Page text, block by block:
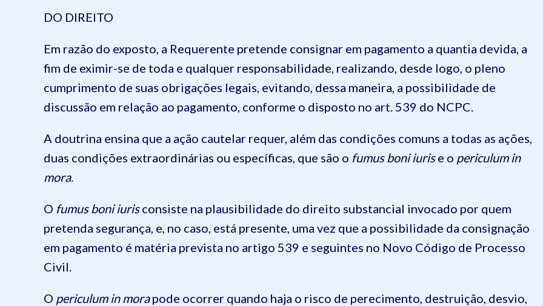
DO DIREITO
Em razão do exposto, a Requerente pretende consignar em pagamento a quantia devida, a
fim de eximir-se de toda e qualquer responsabilidade, realizando, desde logo, o pleno
cumprimento de suas obrigações legais, evitando, dessa maneira, a possibilidade de
discussão em relação ao pagamento, conforme o disposto no art. 539 do NCPC.
A doutrina ensina que a ação cautelar requer, além das condições comuns a todas as ações,
duas condições extraordinárias ou específicas, que são o fumus boni iurise o periculum in
mora.
O fumus boni iurisconsiste na plausibilidade do direito substancial invocado por quem
pretenda segurança, e, no caso, está presente, uma vez que a possibilidade da consignação
em pagamento é matéria prevista no artigo 539 e seguintes no Novo Código de Processo
Civil.
O periculum in morapode ocorrer quando haja o risco de perecimento, destruição, desvio,